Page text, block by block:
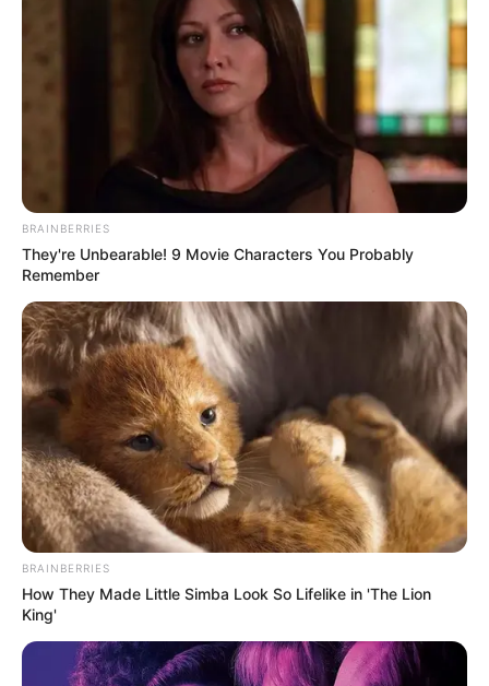
BRAINBERRIES
They're Unbearable! 9 Movie Characters You Probably
Remember
BRAINBERRIES
How They Made Little Simba Look So Lifelike in 'The Lion
King'